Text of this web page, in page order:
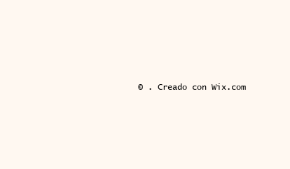
© . Creado con Wix.com